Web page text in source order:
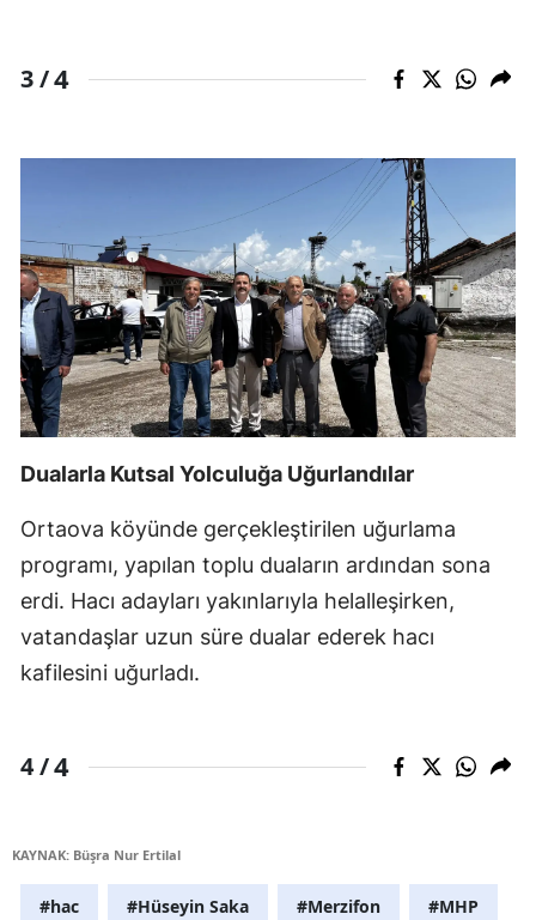
3 /4
Dualarla Kutsal Yolculuğa Uğurlandılar
Ortaova köyünde gerçekleştirilen uğurlama
programı, yapılan toplu duaların ardından sona
erdi. Hacı adayları yakınlarıyla helalleşirken,
vatandaşlar uzun süre dualar ederek hacı
kafilesini uğurladı.
4 /4
KAYNAK: Büşra Nur Ertilal
#hac #Hüseyin Saka #Merzifon #MHP